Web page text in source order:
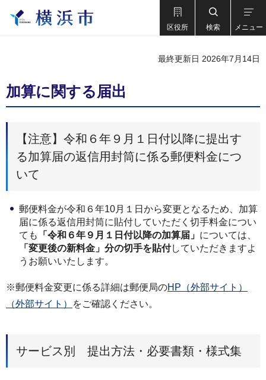
区役所 検索 メニュー
最終更新日 2026年7月14日
加算に関する届出
【注意】令和６年９月１日付以降に提出す
る加算届の返信用封筒に係る郵便料金につ
いて
郵便料金が令和６年10月１日から変更となるため、加算
届に係る返信用封筒に貼付していただく切手料金につい
ても
「令和６年９月１日付以降の加算届」 については、
「変更後の新料金」分の切手を貼付していただきますよ
うお願いいたします。
※郵便料金変更に係る詳細は郵便局のHP（外部サイト）
（外部サイト）
をご確認ください。
サービス別 提出方法・必要書類・様式集